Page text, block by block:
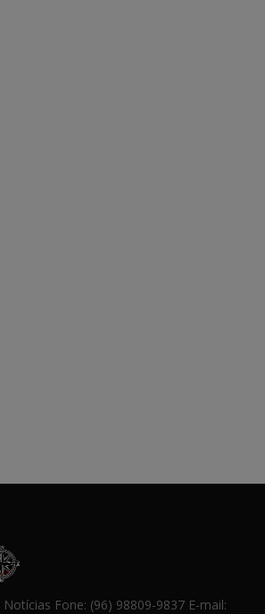
Fone: (96) 98809-9837 E-mail: